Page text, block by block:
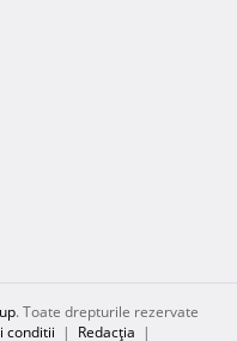
. Toate drepturile rezervate
conditii | Redacţia |